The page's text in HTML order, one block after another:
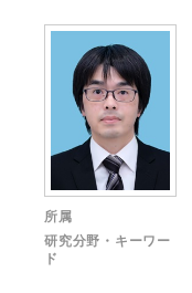
所属
研究分野・キーワー
ド